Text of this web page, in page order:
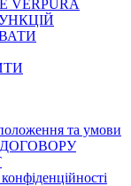
та умови